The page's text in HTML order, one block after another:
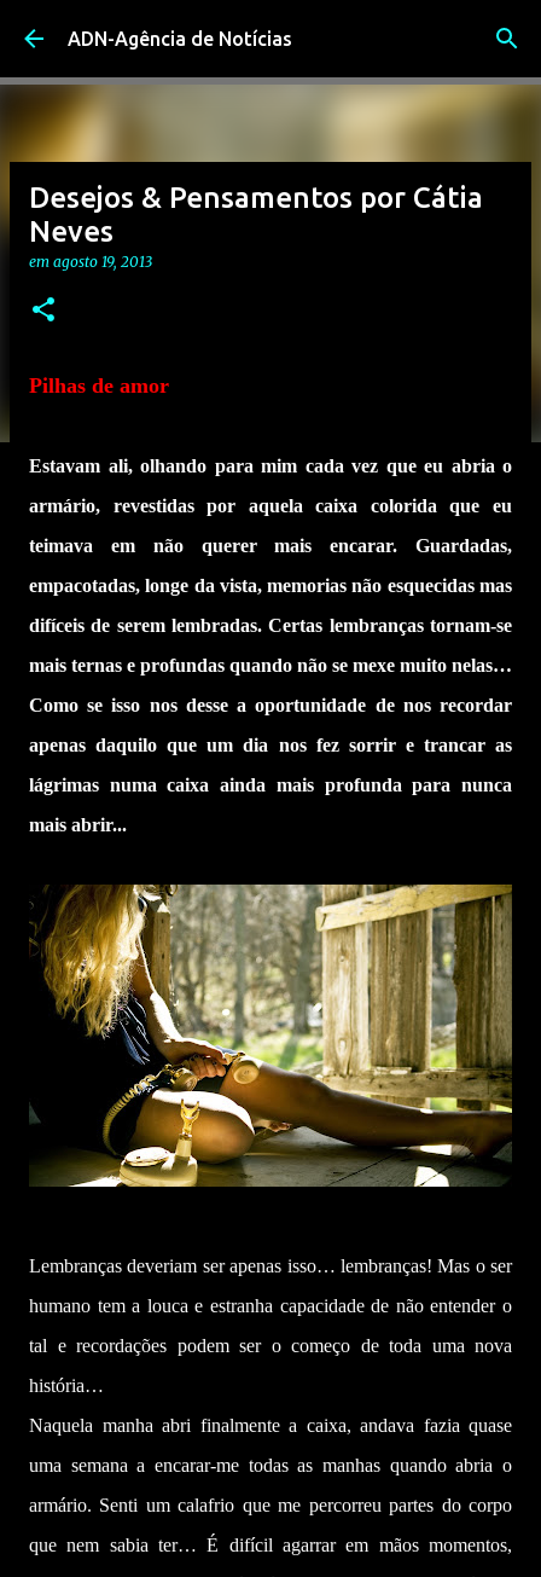
Avançar para o conteúdo principal
ADN-Agência de Notícias
Desejos & Pensamentos por Cátia
Neves
em agosto 19, 2013
Pilhas de amor
Estavam ali, olhando para mim cada vez que eu abria o
armário, revestidas por aquela caixa colorida que eu
teimava em não querer mais encarar. Guardadas,
empacotadas, longe da vista, memorias não esquecidas mas
difíceis de serem lembradas. Certas lembranças tornam-se
mais ternas e profundas quando não se mexe muito nelas…
Como se isso nos desse a oportunidade de nos recordar
apenas daquilo que um dia nos fez sorrir e trancar as
lágrimas numa caixa ainda mais profunda para nunca
mais abrir...
Lembranças deveriam ser apenas isso… lembranças! Mas o ser
humano tem a louca e estranha capacidade de não entender o
tal e recordações podem ser o começo de toda uma nova
história…
Naquela manha abri finalmente a caixa, andava fazia quase
uma semana a encarar-me todas as manhas quando abria o
armário. Senti um calafrio que me percorreu partes do corpo
que nem sabia ter… É difícil agarrar em mãos momentos,